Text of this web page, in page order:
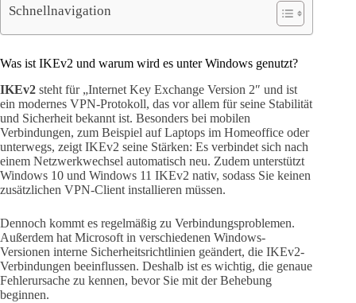
Schnellnavigation
Was ist IKEv2 und warum wird es unter Windows genutzt?
IKEv2 steht für „Internet Key Exchange Version 2″ und ist
ein modernes VPN-Protokoll, das vor allem für seine Stabilität
und Sicherheit bekannt ist. Besonders bei mobilen
Verbindungen, zum Beispiel auf Laptops im Homeoffice oder
unterwegs, zeigt IKEv2 seine Stärken: Es verbindet sich nach
einem Netzwerkwechsel automatisch neu. Zudem unterstützt
Windows 10 und Windows 11 IKEv2 nativ, sodass Sie keinen
zusätzlichen VPN-Client installieren müssen.
Dennoch kommt es regelmäßig zu Verbindungsproblemen.
Außerdem hat Microsoft in verschiedenen Windows-
Versionen interne Sicherheitsrichtlinien geändert, die IKEv2-
Verbindungen beeinflussen. Deshalb ist es wichtig, die genaue
Fehlerursache zu kennen, bevor Sie mit der Behebung
beginnen.